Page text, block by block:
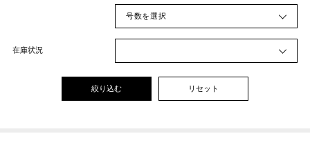
在庫状況
絞り込む リセット